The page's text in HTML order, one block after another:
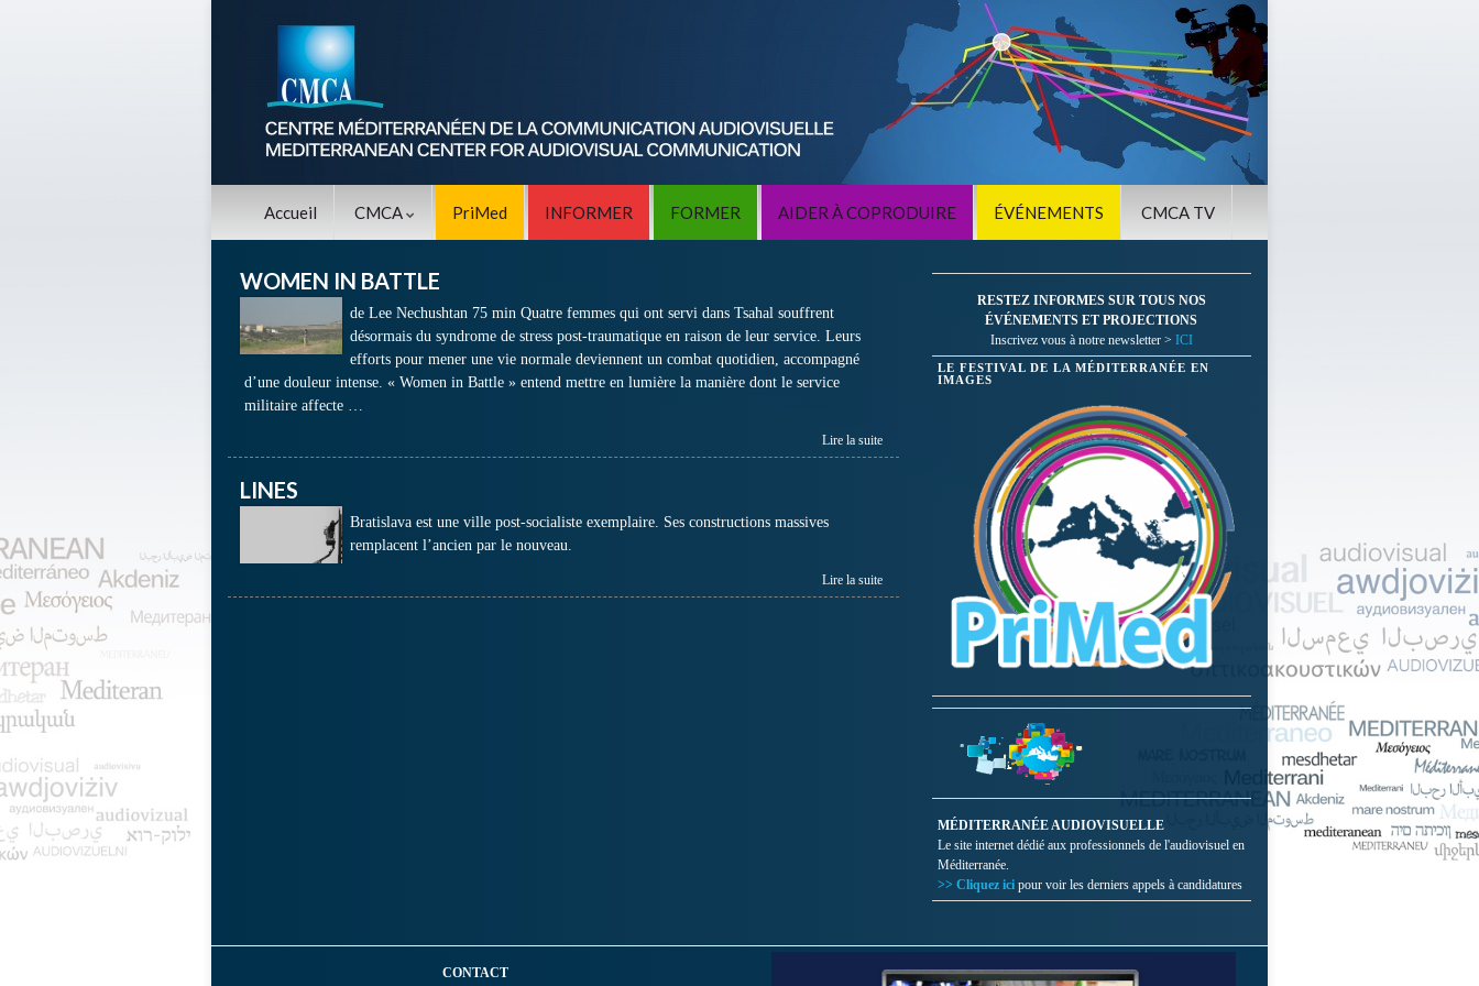
Accueil CMCA PriMed INFORMER FORMER AIDER À COPRODUIRE ÉVÉNEMENTS CMCA TV
WOMEN IN BATTLE
de Lee Nechushtan 75 min Quatre femmes qui ont servi dans Tsahal souffrent
désormais du syndrome de stress post-traumatique en raison de leur service. Leurs
efforts pour mener une vie normale deviennent un combat quotidien, accompagné
d’une douleur intense. « Women in Battle » entend mettre en lumière la manière dont le service
militaire affecte …
Lire la suite
LINES
Bratislava est une ville post-socialiste exemplaire. Ses constructions massives
remplacent l’ancien par le nouveau.
Lire la suite
RESTEZ INFORMES SUR TOUS NOS
ÉVÉNEMENTS ET PROJECTIONS
Inscrivez vous à notre newsletter > ICI
LE FESTIVAL DE LA MÉDITERRANÉE EN
IMAGES
MÉDITERRANÉE AUDIOVISUELLE
Le site internet dédié aux professionnels de l'audiovisuel en
Méditerranée.
>> Cliquez ici pour voir les derniers appels à candidatures
CONTACT